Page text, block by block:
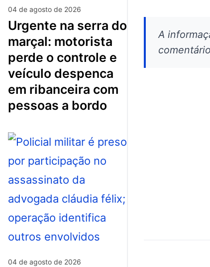
04 de agosto de 2026
urgente na serra do
marçal: motorista
perde o controle e
veículo despenca
em ribanceira com
pessoas a bordo
04 de agosto de 2026
A